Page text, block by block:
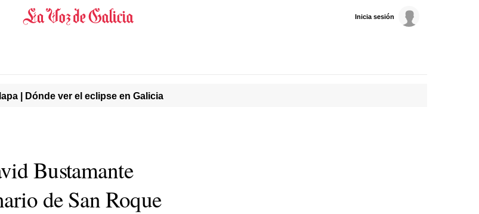
Inicia sesión
| Dónde ver el eclipse en Galicia
Bustamante
de San Roque